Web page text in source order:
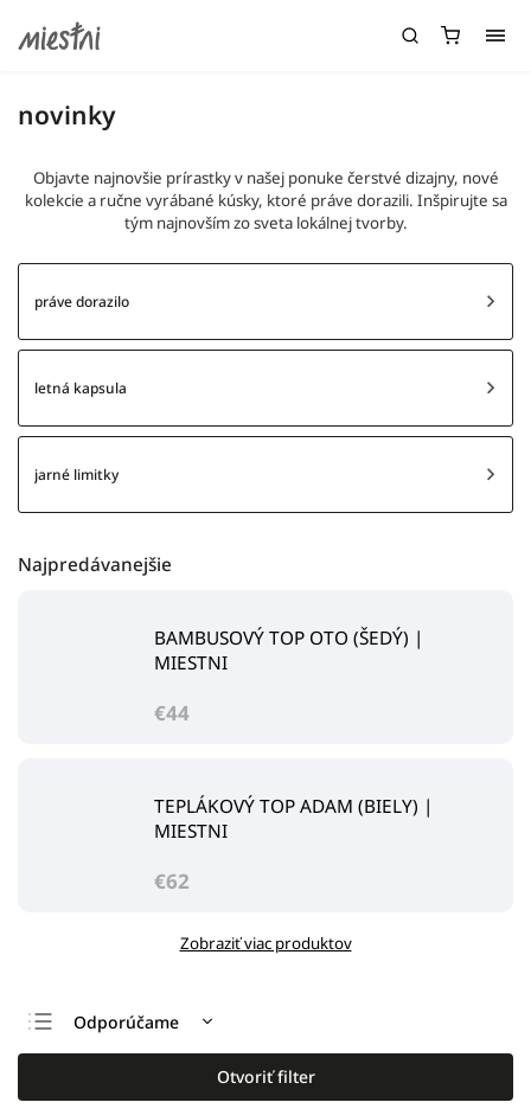
novinky
Objavte najnovšie prírastky v našej ponuke čerstvé dizajny, nové
kolekcie a ručne vyrábané kúsky, ktoré práve dorazili. Inšpirujte sa
tým najnovším zo sveta lokálnej tvorby.
práve dorazilo
letná kapsula
jarné limitky
Najpredávanejšie
BAMBUSOVÝ TOP OTO (ŠEDÝ) |
MIESTNI
€44
TEPLÁKOVÝ TOP ADAM (BIELY) |
MIESTNI
€62
Zobraziť viac produktov
Odporúčame
Najlacnejšie
Najdrahšie
Otvoriť filter